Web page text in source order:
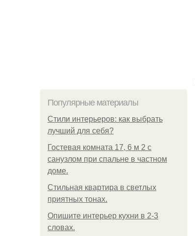
Популярные материалы
Стили интерьеров: как выбрать
лучший для себя?
Гостевая комната 17, 6 м 2 с
санузлом при спальне в частном
доме.
Стильная квартира в светлых
приятных тонах.
Опишите интерьер кухни в 2-3
словах.